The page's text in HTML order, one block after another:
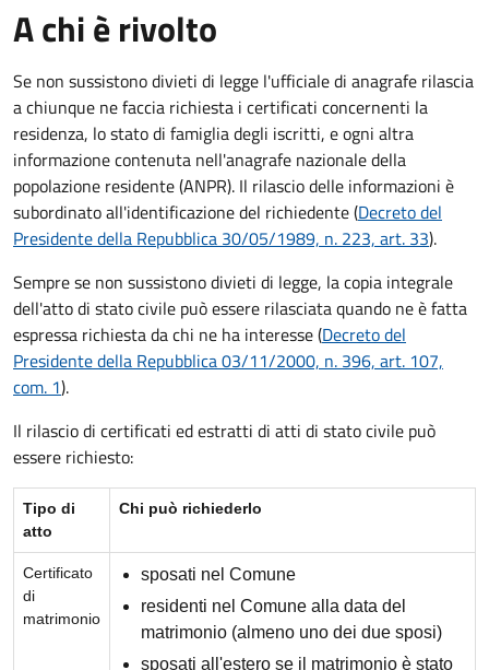
A chi è rivolto
Se non sussistono divieti di legge l'ufficiale di anagrafe rilascia
a chiunque ne faccia richiesta i certificati concernenti la
residenza, lo stato di famiglia degli iscritti, e ogni altra
informazione contenuta nell'anagrafe nazionale della
popolazione residente (ANPR). Il rilascio delle informazioni è
subordinato all'identificazione del richiedente (Decreto del
Presidente della Repubblica 30/05/1989, n. 223, art. 33).
Sempre se non sussistono divieti di legge, la copia integrale
dell'atto di stato civile può essere rilasciata quando ne è fatta
espressa richiesta da chi ne ha interesse (Decreto del
Presidente della Repubblica 03/11/2000, n. 396, art. 107,
com. 1).
Il rilascio di certificati ed estratti di atti di stato civile può
essere richiesto:
Tipo di
atto
Chi può richiederlo
Certificato
di
matrimonio
sposati nel Comune
residenti nel Comune alla data del
matrimonio (almeno uno dei due sposi)
sposati all'estero se il matrimonio è stato